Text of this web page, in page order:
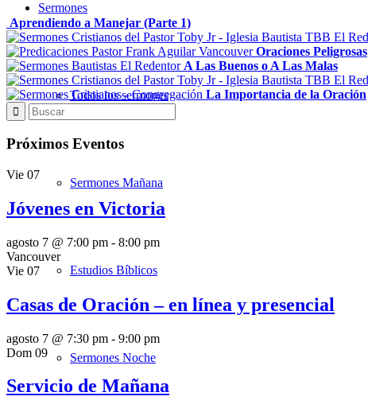
Sermones
Todos los sermones
Sermones Mañana
Estudios Bíblicos
Sermones Noche
Aprendiendo a Manejar (Parte 1)
Oraciones Peligrosas
A Las Buenos o A Las Malas
La Importancia de la Oración
Próximos Eventos
Vie 07
Jóvenes en Victoria
agosto 7 @ 7:00 pm - 8:00 pm
Vancouver
Vie 07
Casas de Oración – en línea y presencial
agosto 7 @ 7:30 pm - 9:00 pm
Dom 09
Servicio de Mañana